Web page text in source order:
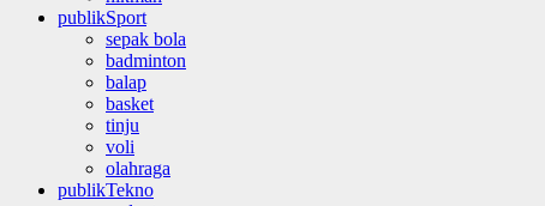
publikSport
sepak bola
badminton
balap
basket
tinju
voli
olahraga
publikTekno